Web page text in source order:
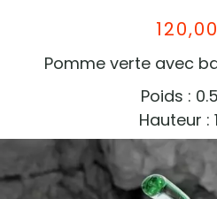
120,00
Pomme verte avec
Poids :
Hauteur :